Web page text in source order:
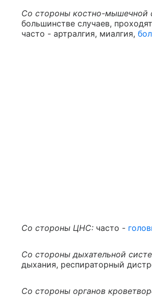
Со стороны костно-мышечной
большинстве случаев,
часто - артралгия, миалгия,
Со стороны ЦНС: часто -
Со стороны дыхательной
дыхания, респираторный
Со стороны органов